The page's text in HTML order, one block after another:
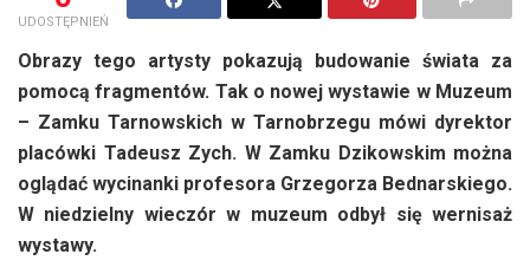
UDOSTĘPNIEŃ
Obrazy tego artysty pokazują budowanie świata za
pomocą fragmentów. Tak o nowej wystawie w Muzeum
– Zamku Tarnowskich w Tarnobrzegu mówi dyrektor
placówki Tadeusz Zych. W Zamku Dzikowskim można
oglądać wycinanki profesora Grzegorza Bednarskiego.
W niedzielny wieczór w muzeum odbył się wernisaż
wystawy.